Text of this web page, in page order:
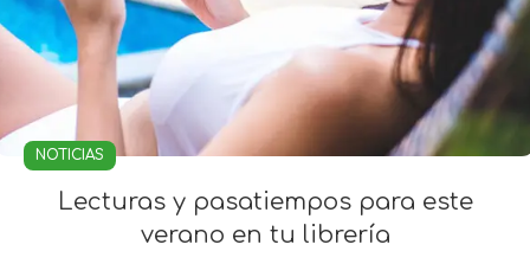
NOTICIAS
Lecturas y pasatiempos para este
verano en tu librería